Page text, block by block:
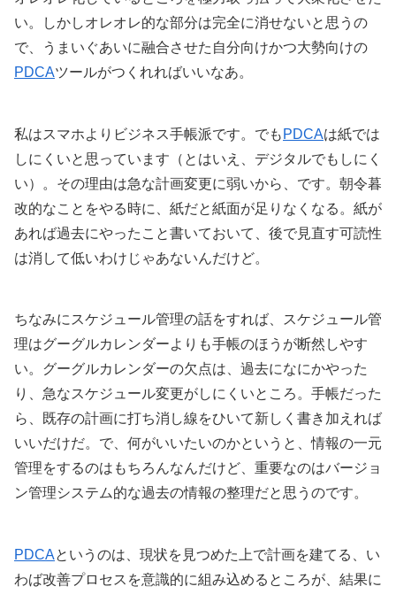
い。しかしオレオレ的な部分は完全に消せないと思うの
で、うまいぐあいに融合させた自分向けかつ大勢向けの
PDCAツールがつくれればいいなあ。
私はスマホよりビジネス手帳派です。でも PDCAは紙では
しにくいと思っています（とはいえ、デジタルでもしにく
い）。その理由は急な計画変更に弱いから、です。朝令暮
改的なことをやる時に、紙だと紙面が足りなくなる。紙が
あれば過去にやったこと書いておいて、後で見直す可読性
は消して低いわけじゃあないんだけど。
ちなみにスケジュール管理の話をすれば、スケジュール管
理はグーグルカレンダーよりも手帳のほうが断然しやす
い。グーグルカレンダーの欠点は、過去になにかやった
り、急なスケジュール変更がしにくいところ。手帳だった
ら、既存の計画に打ち消し線をひいて新しく書き加えれば
いいだけだ。で、何がいいたいのかというと、情報の一元
管理をするのはもちろんなんだけど、重要なのはバージョ
ン管理システム的な過去の情報の整理だと思うのです。
PDCAというのは、現状を見つめた上で計画を建てる、い
わば改善プロセスを意識的に組み込めるところが、結果に